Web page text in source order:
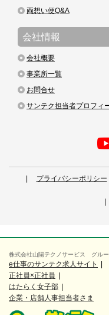
両想い便Q&A
会社情報
会社概要
事業所一覧
お問合せ
サンテク担当者プロフィ
プライバシーポリシー
株式会社山陽テクノサービス グルー
e仕事のサンテク求人サイト
正社員×正社員
はたらく女子部
企業・店舗人事担当者さま